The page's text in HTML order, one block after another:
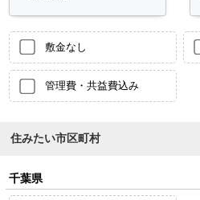
敷金なし
管理費・共益費込み
住みたい市区町村
千葉県